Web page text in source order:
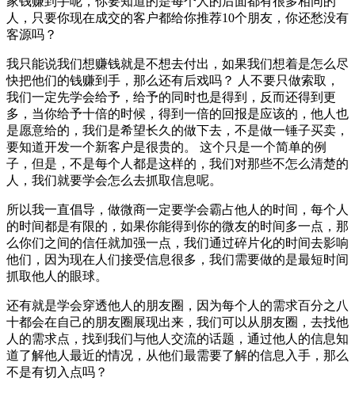
人，只要你现在成交的客户都给你推荐10个朋友，你还愁没有
客源吗？
我只能说我们想赚钱就是不想去付出，如果我们想着是怎么尽
快把他们的钱赚到手，那么还有后戏吗？ 人不要只做索取，
我们一定先学会给予，给予的同时也是得到，反而还得到更
多，当你给予十倍的时候，得到一倍的回报是应该的，他人也
是愿意给的，我们是希望长久的做下去，不是做一锤子买卖，
要知道开发一个新客户是很贵的。 这个只是一个简单的例
子，但是，不是每个人都是这样的，我们对那些不怎么清楚的
人，我们就要学会怎么去抓取信息呢。
所以我一直倡导，做微商一定要学会霸占他人的时间，每个人
的时间都是有限的，如果你能得到你的微友的时间多一点，那
么你们之间的信任就加强一点，我们通过碎片化的时间去影响
他们，因为现在人们接受信息很多，我们需要做的是最短时间
抓取他人的眼球。
还有就是学会穿透他人的朋友圈，因为每个人的需求百分之八
十都会在自己的朋友圈展现出来，我们可以从朋友圈，去找他
人的需求点，找到我们与他人交流的话题，通过他人的信息知
道了解他人最近的情况，从他们最需要了解的信息入手，那么
不是有切入点吗？